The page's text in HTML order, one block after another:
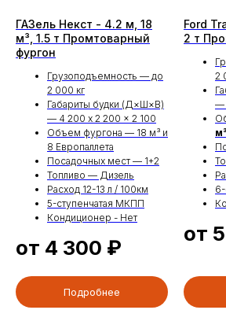
ГАЗель Некст - 4.2 м, 18
м³, 1.5 т Промтоварный
фургон
Грузоподъемность — до
2 000 кг
Габариты будки (Д×Ш×В)
— 4 200 x 2 200 x 2 100
Объем фургона — 18 м³ и
8 Европаллета
Посадочных мест — 1+2
Топливо — Дизель
Расход 12-13 л / 100км
5-ступенчатая МКПП
Кондиционер - Нет
от 4 300 ₽
Подробнее
Ford
2 т
2
—
м³
от
поставок.
Тентованный кузов обеспечивает защиту
от осадков и дорожной пыли, при этом
позволяет выполнять боковую, заднюю и
верхнюю загрузку. Такая конструкция
упрощает работу на складах и значительно
ускоряет процессы погрузки и разгрузки.
Hyundai HD78 отличается надежным шасси,
устойчивостью на дороге и экономичным
расходом топлива, что особенно важно при
ежедневной эксплуатации.
Наша компания предлагает аренду Hyundai
HD78 с евротентом без водителя на понятных
выгодных условиях. Прокат автомобиля дает
возможность самостоятельно планировать
маршруты и объемы перевозок без
собственного транспорта.
К преимуществам аренды относятся: